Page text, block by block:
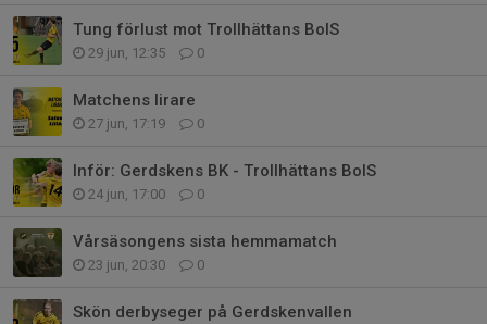
Tung förlust mot Trollhättans BoIS
29 jun, 12:35 0
Matchens lirare
27 jun, 17:19 0
Inför: Gerdskens BK - Trollhättans BoIS
24 jun, 17:00 0
Vårsäsongens sista hemmamatch
23 jun, 20:30 0
Skön derbyseger på Gerdskenvallen